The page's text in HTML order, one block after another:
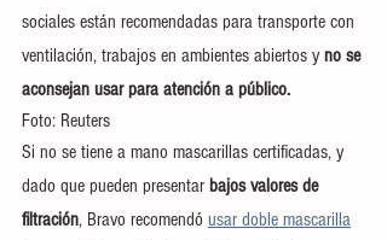
sociales están recomendadas para transporte con
ventilación, trabajos en ambientes abiertos y no se
aconsejan usar para atención a público.
Foto: Reuters
Si no se tiene a mano mascarillas certificadas, y
dado que pueden presentar bajos valores de
filtración, Bravo recomendó usar doble mascarilla